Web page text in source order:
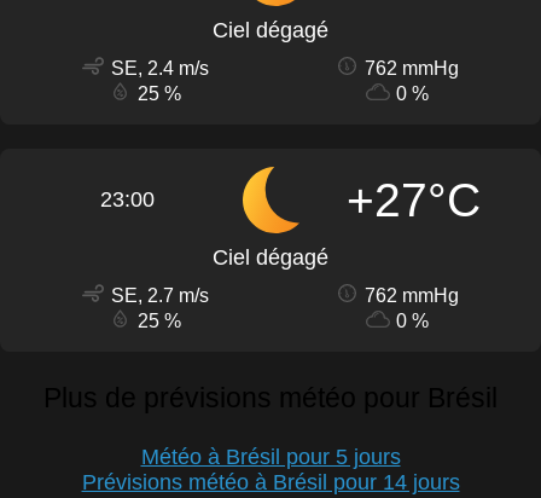
Ciel dégagé
SE, 2.4 m/s
762 mmHg
25 %
0 %
23:00 +27°C
Ciel dégagé
SE, 2.7 m/s
762 mmHg
25 %
0 %
Plus de prévisions météo pour Brésil
Météo à Brésil pour 5 jours
Prévisions météo à Brésil pour 14 jours